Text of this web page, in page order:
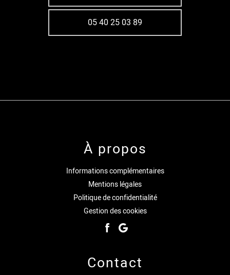
05 40 25 03 89
À propos
Informations complémentaires
Mentions légales
Politique de confidentialité
Gestion des cookies
Contact